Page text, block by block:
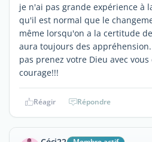
je n'ai pas grande expérience à
qu'il est normal que le
même lorsqu'on a la certitude
aura toujours des
pas prenez votre Dieu avec
courage!!!
Réagir Répondre